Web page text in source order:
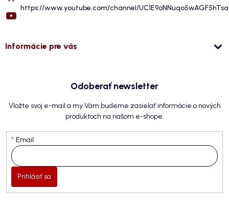
https://www.youtube.com/channel/
Informácie pre vás
Odoberať newsletter
Vložte svoj e-mail a my Vám budeme zasielať informácie o nových
produktoch na našom e-shope.
Email
Prihlásiť sa